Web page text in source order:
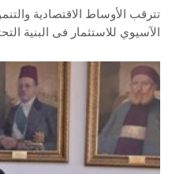
تترقب الأوساط الاقتصادية
الآسيوي للاستثمار فى البنية